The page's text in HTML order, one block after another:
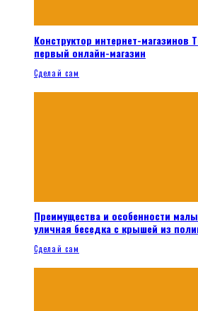
Конструктор интернет-магазинов
первый онлайн-магазин
Сделай сам
Преимущества и особенности
уличная беседка с крышей из
Сделай сам